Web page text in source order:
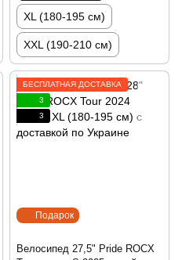
XL (180-195 см)
XXL (190-210 см)
Подарок
БЕСПЛАТНАЯ ДОСТАВКА
3
3
Велосипед 27,5" Pride ROCX